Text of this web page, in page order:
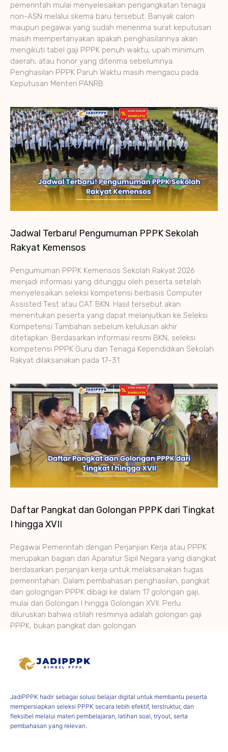
pemerintah mulai menyelesaikan pengangkatan tenaga
non-ASN melalui skema baru tersebut. Banyak calon
maupun pegawai yang sudah menerima surat keputusan
masih mempertanyakan apakah penghasilannya akan
mengikuti tabel gaji PPPK penuh waktu, upah minimum
daerah, atau honor yang diterima sebelumnya.
Penghasilan PPPK Paruh Waktu masih mengacu pada
Keputusan Menteri PANRB
Jadwal Terbaru! Pengumuman PPPK Sekolah
Rakyat Kemensos
Pengumuman PPPK Kemensos Sekolah Rakyat 2026
menjadi informasi yang ditunggu oleh peserta setelah
menyelesaikan seleksi kompetensi berbasis Computer
Assisted Test atau CAT BKN. Hasil tersebut akan
menentukan peserta yang dapat melanjutkan ke Seleksi
Kompetensi Tambahan sebelum kelulusan akhir
ditetapkan. Berdasarkan informasi resmi BKN, seleksi
kompetensi PPPK Guru dan Tenaga Kependidikan Sekolah
Rakyat dilaksanakan pada 17–31
Daftar Pangkat dan Golongan PPPK dari Tingkat
I hingga XVII
Pegawai Pemerintah dengan Perjanjian Kerja atau PPPK
merupakan bagian dari Aparatur Sipil Negara yang diangkat
berdasarkan perjanjian kerja untuk melaksanakan tugas
pemerintahan. Dalam pembahasan penghasilan, pangkat
dan gologngan PPPK dibagi ke dalam 17 golongan gaji,
mulai dari Golongan I hingga Golongan XVII. Perlu
diluruskan bahwa istilah resminya adalah golongan gaji
PPPK, bukan pangkat dan golongan
JadiPPPK hadir sebagai solusi belajar digital untuk membantu peserta
mempersiapkan seleksi PPPK secara lebih efektif, terstruktur, dan
fleksibel melalui materi pembelajaran, latihan soal, tryout, serta
pembahasan yang relevan.